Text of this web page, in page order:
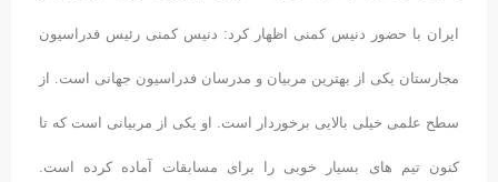
ایران با حضور دنیس کمنی اظهار کرد: دنیس کمنی رئیس فدراسیون
مجارستان یکی از بهترین مربیان و مدرسان فدراسیون جهانی است. از
سطح علمی خیلی بالایی برخوردار است. او یکی از مربیانی است که تا
کنون تیم های بسیار خوبی را برای مسابقات آماده کرده است.